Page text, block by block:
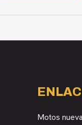
Motos